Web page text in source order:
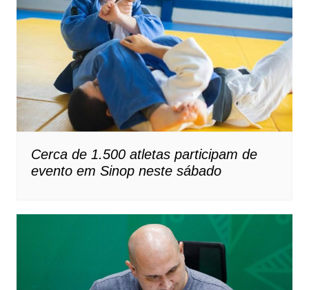
Cerca de 1.500 atletas participam de
evento em Sinop neste sábado